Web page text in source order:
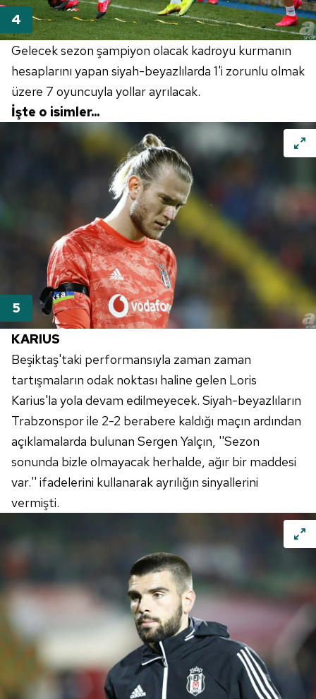
Gelecek sezon şampiyon olacak kadroyu kurmanın
hesaplarını yapan siyah-beyazlılarda 1'i zorunlu olmak
üzere 7 oyuncuyla yollar ayrılacak.
İşte o isimler...
KARIUS
Beşiktaş'taki performansıyla zaman zaman
tartışmaların odak noktası haline gelen Loris
Karius'la yola devam edilmeyecek. Siyah-beyazlıların
Trabzonsporile 2-2 berabere kaldığı maçın ardından
açıklamalarda bulunan Sergen Yalçın, ''Sezon
sonunda bizle olmayacak herhalde, ağır bir maddesi
var.'' ifadelerini kullanarak ayrılığın sinyallerini
vermişti.